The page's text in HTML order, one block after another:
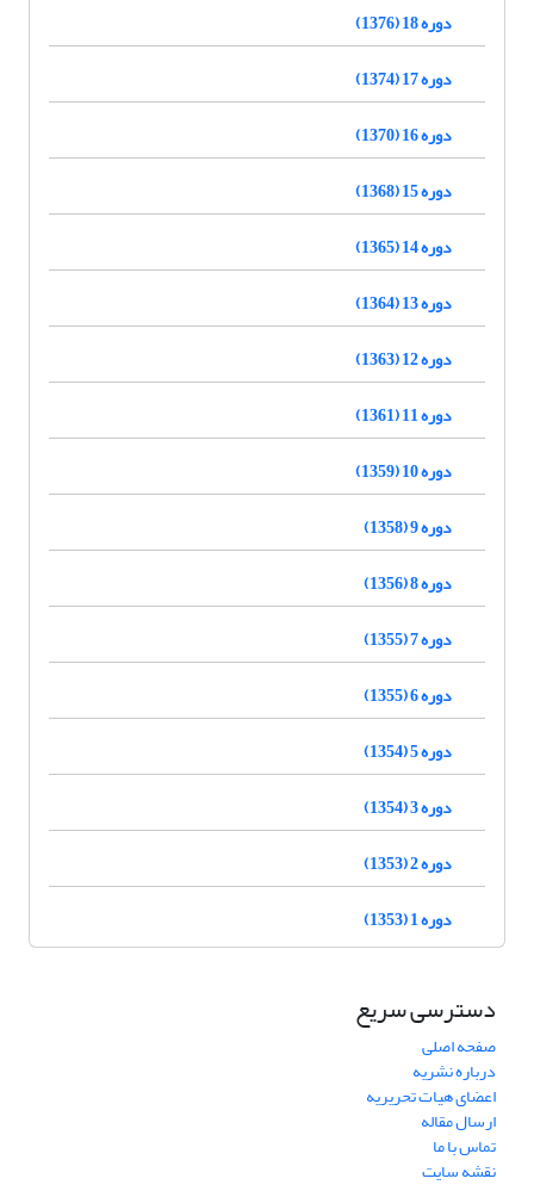
دوره 18 (1376)
دوره 17 (1374)
دوره 16 (1370)
دوره 15 (1368)
دوره 14 (1365)
دوره 13 (1364)
دوره 12 (1363)
دوره 11 (1361)
دوره 10 (1359)
دوره 9 (1358)
دوره 8 (1356)
دوره 7 (1355)
دوره 6 (1355)
دوره 5 (1354)
دوره 3 (1354)
دوره 2 (1353)
دوره 1 (1353)
دسترسی سریع
صفحه اصلی
درباره نشریه
اعضای هیات تحریریه
ارسال مقاله
تماس با ما
نقشه سایت